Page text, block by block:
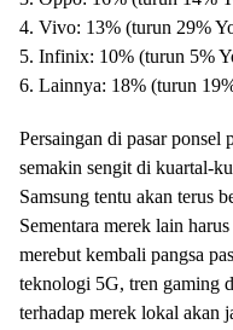
4. Vivo: 13% (turun 29%
5. Infinix: 10% (turun 5%
6. Lainnya: 18% (turun
Persaingan di pasar ponsel
semakin sengit di kuartal-
Samsung tentu akan terus
Sementara merek lain
merebut kembali pangsa
teknologi 5G, tren gaming
terhadap merek lokal akan